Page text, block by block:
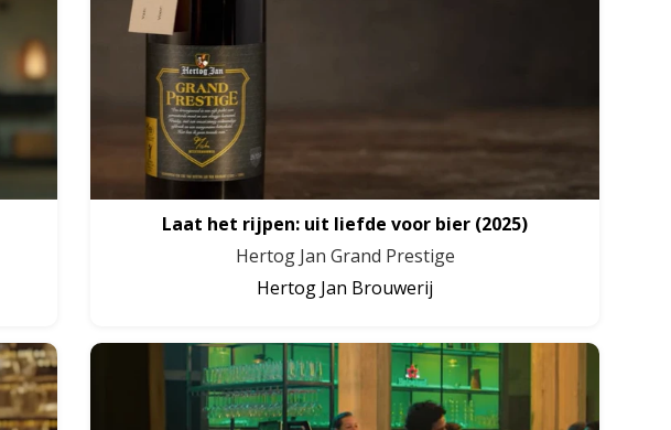
Laat het rijpen: uit liefde voor bier (2025)
Hertog Jan Grand Prestige
Hertog Jan Brouwerij